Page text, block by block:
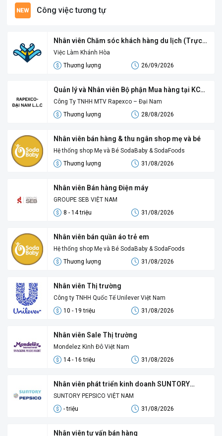
Công việc tương tự
Nhân viên Chăm sóc khách hàng du lịch (Trực
Hotline) tại Nha Trang
Việc Làm Khánh Hòa
Thương lượng
26/09/2026
Quản lý và Nhân viên Bộ phận Mua hàng tại KCN
suối Dầu
Công Ty TNHH MTV Rapexco – Đại Nam
Thương lượng
28/08/2026
Nhân viên bán hàng & thu ngân shop mẹ và bé
Hệ thống shop Mẹ và Bé SodaBaby & SodaFoods
Thương lượng
31/08/2026
Nhân viên Bán hàng Điện máy
GROUPE SEB VIỆT NAM
8 - 14 triệu
31/08/2026
Nhân viên bán quần áo trẻ em
Hệ thống shop Mẹ và Bé SodaBaby & SodaFoods
Thương lượng
31/08/2026
Nhân viên Thị trường
Công ty TNHH Quốc Tế Unilever Việt Nam
10 - 19 triệu
31/08/2026
Nhân viên Sale Thị trường
Mondelez Kinh Đô Việt Nam
14 - 16 triệu
31/08/2026
Nhân viên phát triển kinh doanh SUNTORY
PEPSICO
SUNTORY PEPSICO VIỆT NAM
- triệu
31/08/2026
Nhân viên tư vấn bán hàng